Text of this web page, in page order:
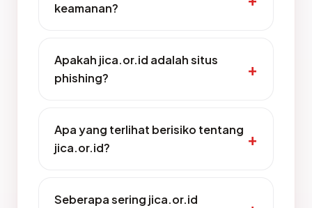
keamanan?
Apakah jica.or.id adalah situs
phishing?
Apa yang terlihat berisiko tentang
jica.or.id?
Seberapa sering jica.or.id